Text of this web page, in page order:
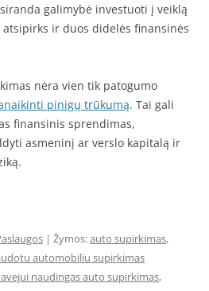
galimybė investuoti į veiklą
ir duos didelės finansinės
nėra vien tik patogumo
pinigų trūkumą. Tai gali
finansinis sprendimas,
asmeninį ar verslo kapitalą ir
| Žymos:auto supirkimas,
automobiliu supirkimas
naudingas auto supirkimas,